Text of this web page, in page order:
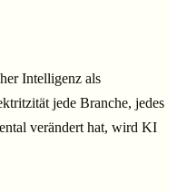
Intelligenz als
jede Branche, jedes
verändert hat, wird KI